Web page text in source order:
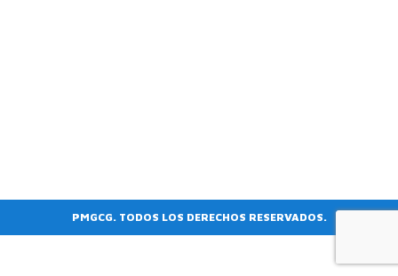
PMGCG. TODOS LOS DERECHOS RESERVADOS.